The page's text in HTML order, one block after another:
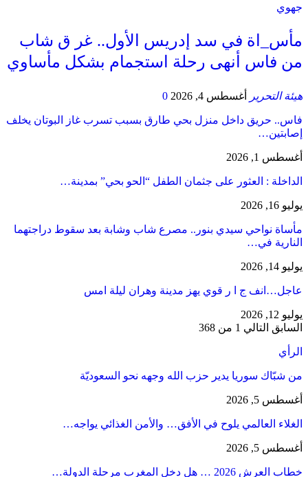
جهوي
مأس_اة في سد إدريس الأول.. غر ق شاب
من فاس أنهى رحلة استجمام بشكل مأساوي
هيئة التحرير أغسطس 4, 2026 0
فاس.. حريق داخل منزل بحي طارق بسبب تسرب غاز البوتان يخلف
إصابتين…
أغسطس 1, 2026
​الداخلة : العثور على جثمان الطفل “الحو بحي” بمدينة…
يوليو 16, 2026
مأساة نواحي سيدي بنور.. مصرع شاب وشابة بعد سقوط دراجتهما
النارية في…
يوليو 14, 2026
عاجل…انف ج ا ر قوي يهز مدينة وهران ليلة امس
يوليو 12, 2026
السابق التالي 1 من 368
الرأي
من شبّاك سوريا يدير حزب الله وجهه نحو السعوديّة
أغسطس 5, 2026
الغلاء العالمي يلوح في الأفق… والأمن الغذائي يواجه…
أغسطس 5, 2026
خطاب العرش 2026 … هل دخل المغرب مرحلة الدولة…